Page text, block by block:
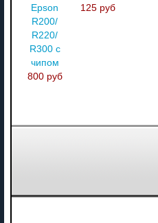
Epson
R200/
R220/
R300 с
чипом
800 руб
125 руб